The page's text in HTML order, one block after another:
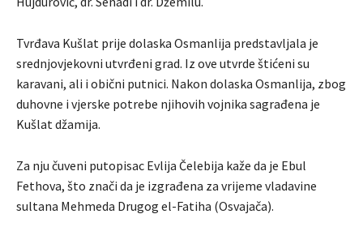
Tvrđava Kušlat prije dolaska Osmanlija predstavljala je
srednjovjekovni utvrđeni grad. Iz ove utvrde štićeni su
karavani, ali i obični putnici. Nakon dolaska Osmanlija, zbog
duhovne i vjerske potrebe njihovih vojnika sagrađena je
Kušlat džamija.
Za nju čuveni putopisac Evlija Čelebija kaže da je Ebul
Fethova, što znači da je izgrađena za vrijeme vladavine
sultana Mehmeda Drugog el-Fatiha (Osvajača).